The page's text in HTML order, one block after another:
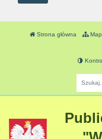
Strona główna